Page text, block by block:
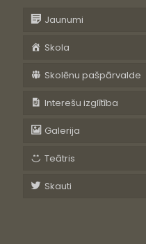
Jaunumi
Skola
Skolēnu pašpārvalde
Interešu izglītība
Galerija
Teātris
Skauti